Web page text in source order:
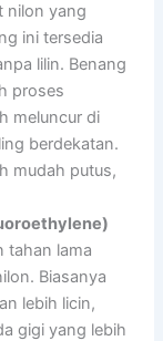
nilon yang
ini tersedia
lilin. Benang
proses
meluncur di
berdekatan.
mudah putus,
tahan lama
Biasanya
lebih licin,
gigi yang lebih